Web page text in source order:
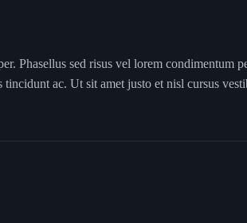
Phasellus sed risus vel lorem condimentum
ac. Ut sit amet justo et nisl cursus